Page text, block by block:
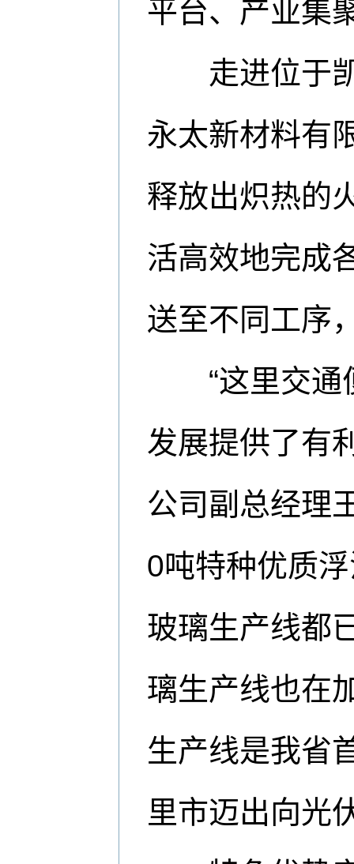
平台、产业集
走进位于凯
永太新材料有
释放出炽热的
活高效地完成
送至不同工序
“这里交通
发展提供了有
公司副总经理
0吨特种优质
玻璃生产线都
璃生产线也在
生产线是我省
里市迈出向光